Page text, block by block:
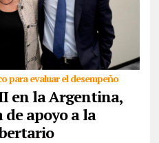
para evaluar el desempeño
en la Argentina,
apoyo a la
tuvo como primera actividad
que conduce Luis Caputo. Se
au ...